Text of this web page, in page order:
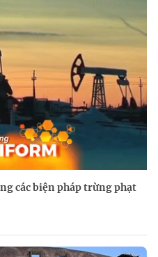
các biện pháp trừng phạt